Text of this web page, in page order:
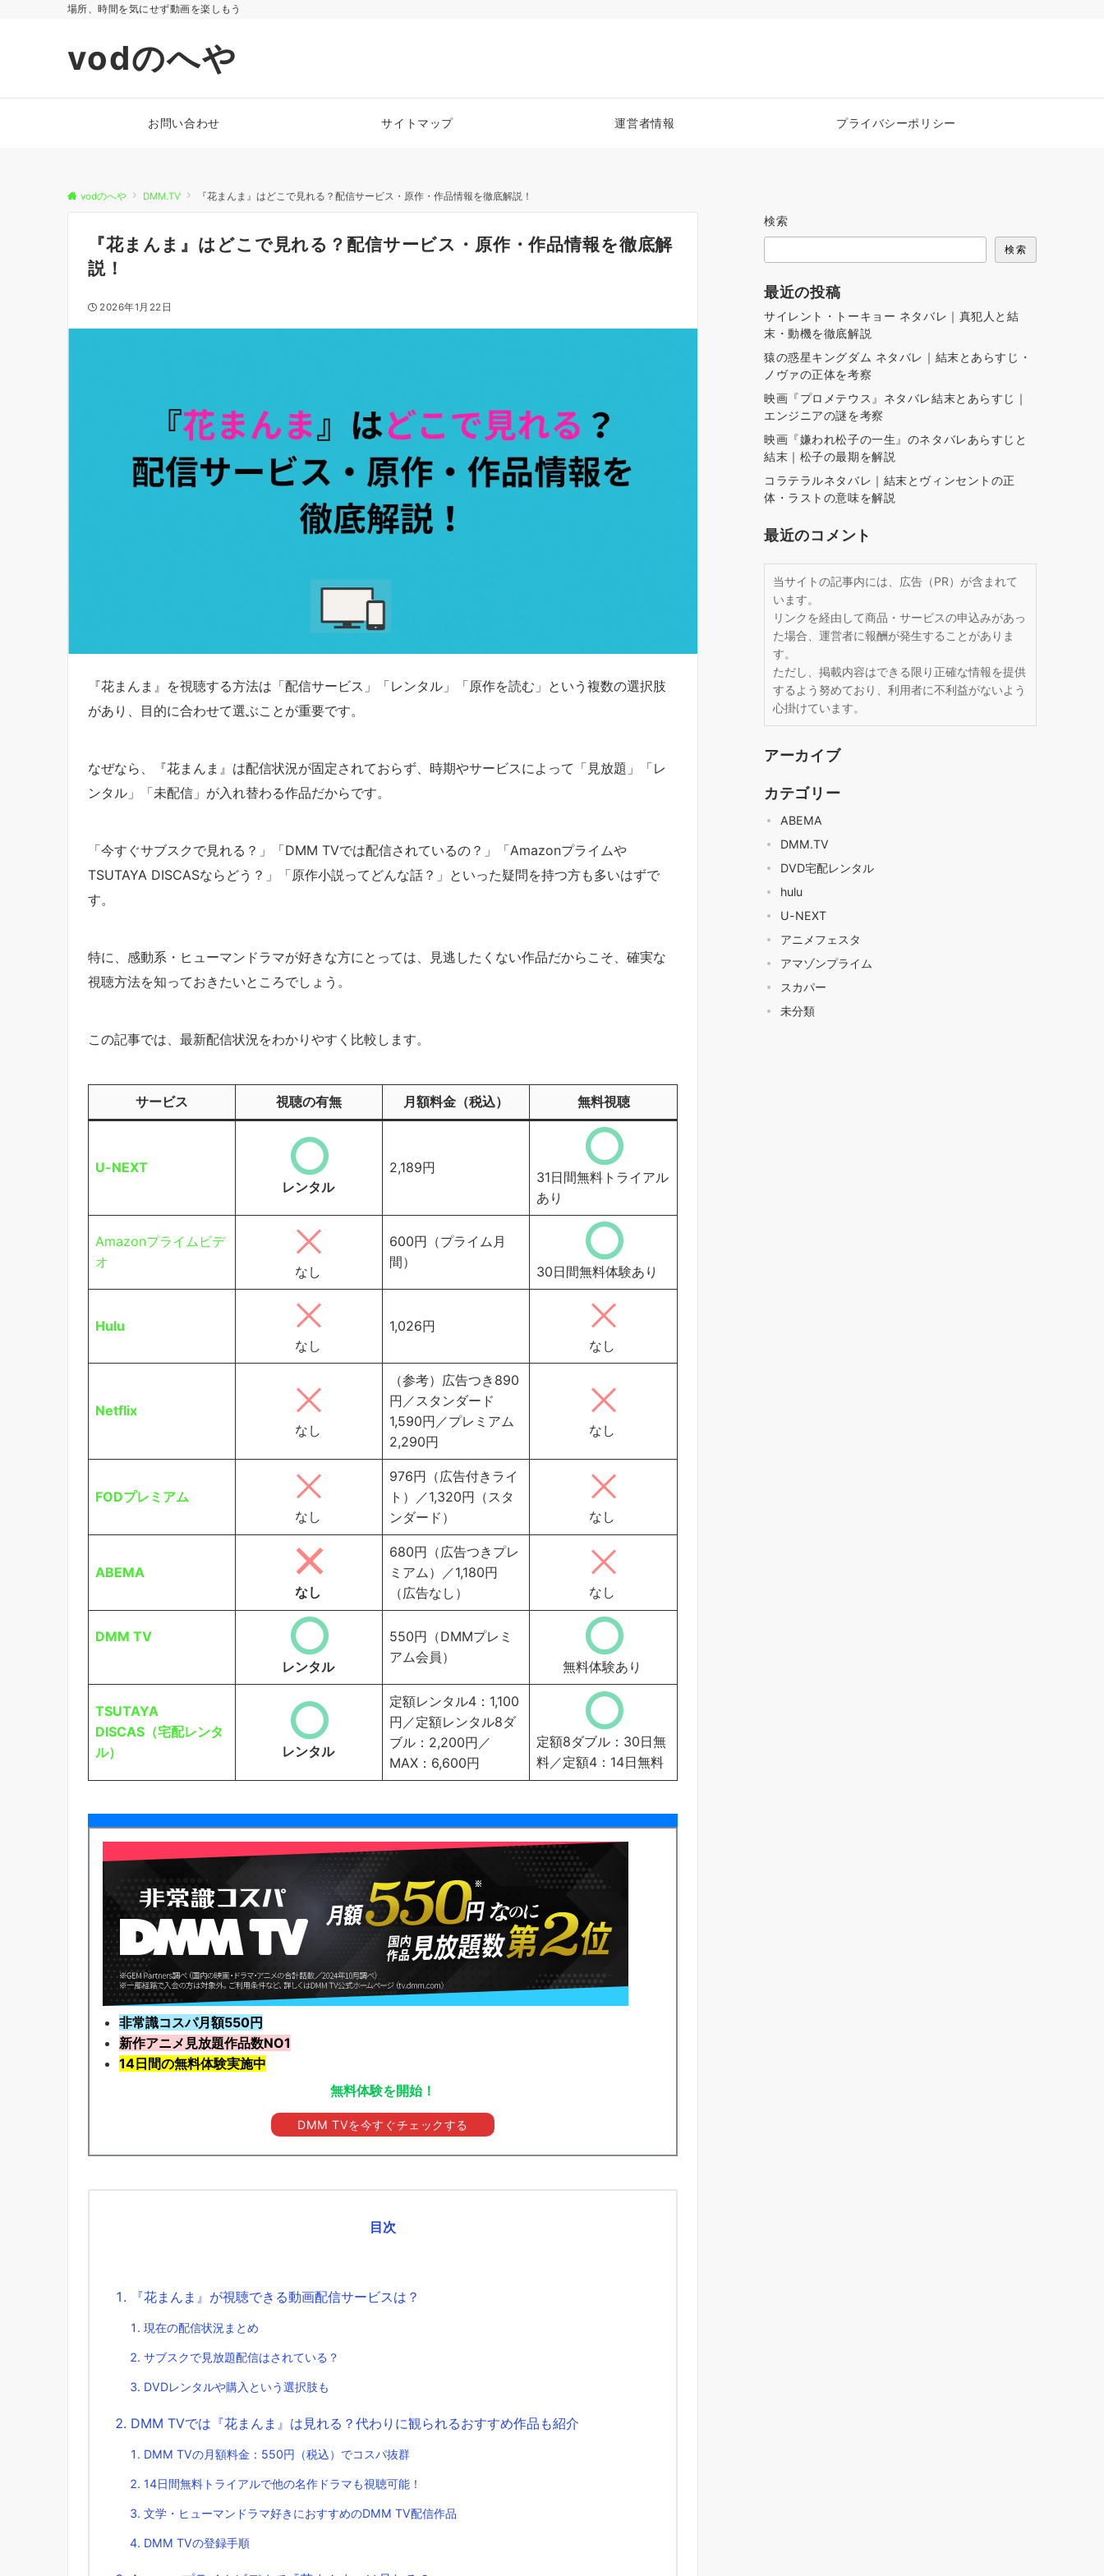
場所、時間を気にせず動画を楽しもう
vodのへや
お問い合わせ サイトマップ 運営者情報 プライバシーポリシー
vodのへや DMM.TV 『花まんま』はどこで見れる？配信サービス・原作・作品情報を徹底解説！
『花まんま』はどこで見れる？配信サービス・原作・作品情報を徹底解
説！
2026年1月22日
『花まんま』を視聴する方法は「配信サービス」「レンタル」「原作を読む」という複数の選択肢
があり、目的に合わせて選ぶことが重要です。
なぜなら、『花まんま』は配信状況が固定されておらず、時期やサービスによって「見放題」「レ
ンタル」「未配信」が入れ替わる作品だからです。
「今すぐサブスクで見れる？」「DMM TVでは配信されているの？」「Amazonプライムや
TSUTAYA DISCASならどう？」「原作小説ってどんな話？」といった疑問を持つ方も多いはずで
す。
特に、感動系・ヒューマンドラマが好きな方にとっては、見逃したくない作品だからこそ、確実な
視聴方法を知っておきたいところでしょう。
この記事では、最新配信状況をわかりやすく比較します。
サービス 視聴の有無 月額料金（税込） 無料視聴
U-NEXT
レンタル
2,189円
31日間無料トライアル
あり
Amazonプライムビデ
オ
なし
600円（プライム月
間）
30日間無料体験あり
Hulu
なし
1,026円
なし
Netflix
なし
（参考）広告つき890
円／スタンダード
1,590円／プレミアム
2,290円
なし
FODプレミアム
なし
976円（広告付きライ
ト）／1,320円（スタ
ンダード）
なし
ABEMA
なし
680円（広告つきプレ
ミアム）／1,180円
（広告なし）
なし
DMM TV
レンタル
550円（DMMプレミ
アム会員）
無料体験あり
TSUTAYA
DISCAS（宅配レンタ
ル）
レンタル
定額レンタル4：1,100
円／定額レンタル8ダ
ブル：2,200円／
MAX：6,600円
定額8ダブル：30日無
料／定額4：14日無料
非常識コスパ月額550円
新作アニメ見放題作品数NO1
14日間の無料体験実施中
無料体験を開始！
DMM TVを今すぐチェックする
目次
『花まんま』が視聴できる動画配信サービスは？
現在の配信状況まとめ
サブスクで見放題配信はされている？
DVDレンタルや購入という選択肢も
DMM TVでは『花まんま』は見れる？代わりに観られるおすすめ作品も紹介
DMM TVの月額料金：550円（税込）でコスパ抜群
14日間無料トライアルで他の名作ドラマも視聴可能！
文学・ヒューマンドラマ好きにおすすめのDMM TV配信作品
DMM TVの登録手順
検索
検索
最近の投稿
サイレント・トーキョー ネタバレ｜真犯人と結
末・動機を徹底解説
猿の惑星キングダム ネタバレ｜結末とあらすじ・
ノヴァの正体を考察
映画『プロメテウス』ネタバレ結末とあらすじ｜
エンジニアの謎を考察
映画『嫌われ松子の一生』のネタバレあらすじと
結末｜松子の最期を解説
コラテラルネタバレ｜結末とヴィンセントの正
体・ラストの意味を解説
最近のコメント
当サイトの記事内には、広告（PR）が含まれて
います。
リンクを経由して商品・サービスの申込みがあっ
た場合、運営者に報酬が発生することがありま
す。
ただし、掲載内容はできる限り正確な情報を提供
するよう努めており、利用者に不利益がないよう
心掛けています。
アーカイブ
カテゴリー
ABEMA
DMM.TV
DVD宅配レンタル
hulu
U-NEXT
アニメフェスタ
アマゾンプライム
スカパー
未分類